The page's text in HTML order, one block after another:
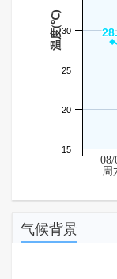
温度(℃)
15
20
25
30
08/
周
气候背景